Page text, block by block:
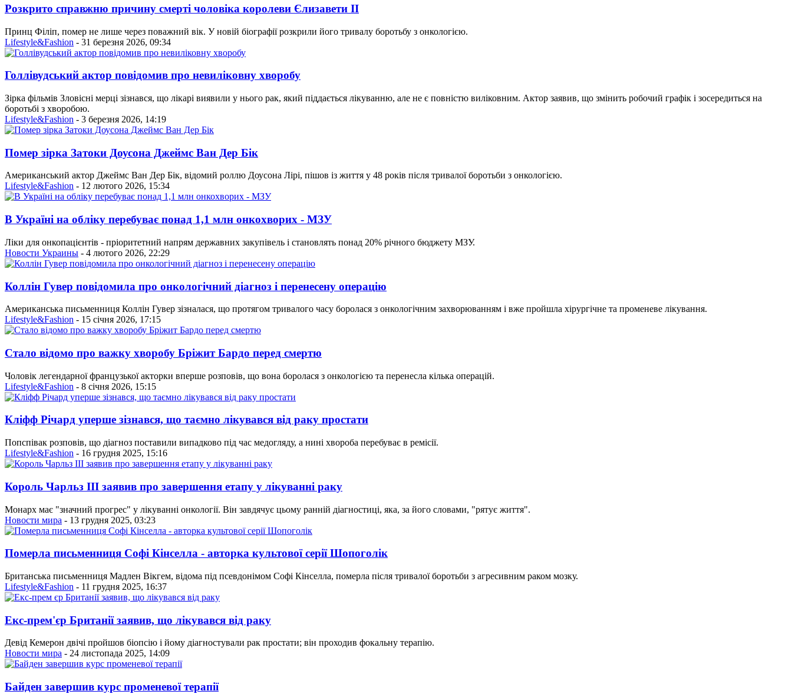
Розкрито справжню причину смерті чоловіка королеви Єлизавети II
Принц Філіп, помер не лише через поважний вік. У новій біографії розкрили його тривалу боротьбу з онкологією.
Lifestyle&Fashion - 31 березня 2026, 09:34
Голлівудський актор повідомив про невиліковну хворобу
Зірка фільмів Зловісні мерці зізнався, що лікарі виявили у нього рак, який піддається лікуванню, але не є повністю виліковним. Актор заявив, що змінить робочий графік і зосередиться на
боротьбі з хворобою.
Lifestyle&Fashion - 3 березня 2026, 14:19
Помер зірка Затоки Доусона Джеймс Ван Дер Бік
Американський актор Джеймс Ван Дер Бік, відомий роллю Доусона Лірі, пішов із життя у 48 років після тривалої боротьби з онкологією.
Lifestyle&Fashion - 12 лютого 2026, 15:34
В Україні на обліку перебуває понад 1,1 млн онкохворих - МЗУ
Ліки для онкопацієнтів - пріоритетний напрям державних закупівель і становлять понад 20% річного бюджету МЗУ.
Новости Украины - 4 лютого 2026, 22:29
Коллін Гувер повідомила про онкологічний діагноз і перенесену операцію
Американська письменниця Коллін Гувер зізналася, що протягом тривалого часу боролася з онкологічним захворюванням і вже пройшла хірургічне та променеве лікування.
Lifestyle&Fashion - 15 січня 2026, 17:15
Стало відомо про важку хворобу Бріжит Бардо перед смертю
Чоловік легендарної французької акторки вперше розповів, що вона боролася з онкологією та перенесла кілька операцій.
Lifestyle&Fashion - 8 січня 2026, 15:15
Кліфф Річард уперше зізнався, що таємно лікувався від раку простати
Попспівак розповів, що діагноз поставили випадково під час медогляду, а нині хвороба перебуває в ремісії.
Lifestyle&Fashion - 16 грудня 2025, 15:16
Король Чарльз III заявив про завершення етапу у лікуванні раку
Монарх має "значний прогрес" у лікуванні онкології. Він завдячує цьому ранній діагностиці, яка, за його словами, "рятує життя".
Новости мира - 13 грудня 2025, 03:23
Померла письменниця Софі Кінселла - авторка культової серії Шопоголік
Британська письменниця Мадлен Вікгем, відома під псевдонімом Софі Кінселла, померла після тривалої боротьби з агресивним раком мозку.
Lifestyle&Fashion - 11 грудня 2025, 16:37
Екс-прем'єр Британії заявив, що лікувався від раку
Девід Кемерон двічі пройшов біопсію і йому діагностували рак простати; він проходив фокальну терапію.
Новости мира - 24 листопада 2025, 14:09
Байден завершив курс променевої терапії